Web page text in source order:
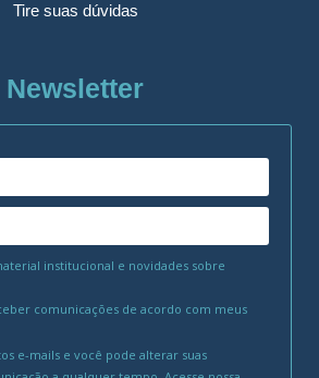
Tire suas dúvidas
Newsletter
institucional e novidades sobre
comunicações de acordo com meus
e-mails e você pode alterar suas